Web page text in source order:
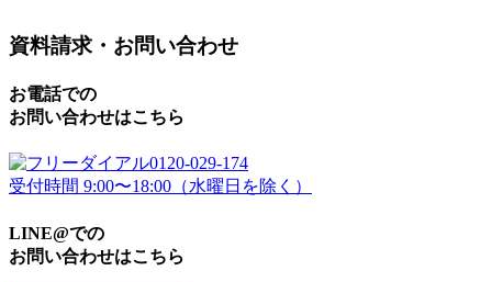
資料請求・お問い合わせ
お電話での
お問い合わせはこちら
0120-029-174
受付時間 9:00〜18:00（水曜日を除く）
LINE@での
お問い合わせはこちら